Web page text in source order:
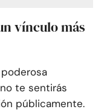
vínculo más
te sentirás
públicamente.